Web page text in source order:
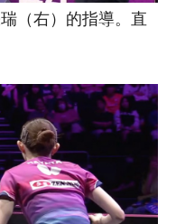
（右）的指導。直